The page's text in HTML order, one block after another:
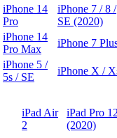
iPhone 14
Pro
iPhone 7 / 8 /
SE (2020)
iPhone 14
Pro Max
iPhone 7
iPhone 5 /
5s / SE
iPhone X /
iPad Air
2
iPad Pro
(2020)